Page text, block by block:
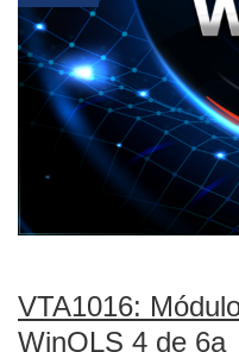
VTA1016:
WinOLS 4 de 6a